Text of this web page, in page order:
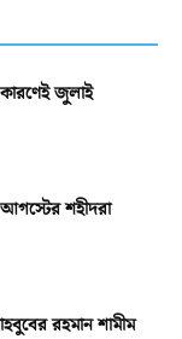
জুলাই
শহীদরা
রহমান শামীম